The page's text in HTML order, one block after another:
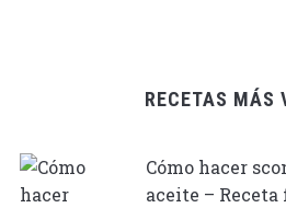
RECETAS MÁS
Cómo hacer
aceite –